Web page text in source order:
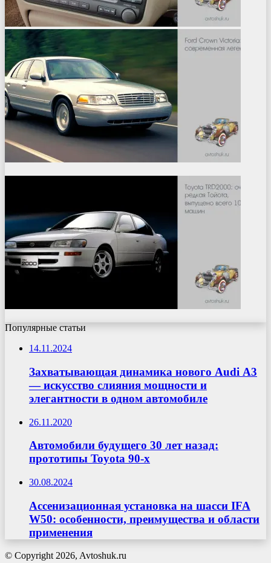
Популярные статьи
14.11.2024
Захватывающая динамика нового Audi А3
— искусство слияния мощности и
элегантности в одном автомобиле
26.11.2020
Автомобили будущего 30 лет назад:
прототипы Toyota 90-х
30.08.2024
Ассенизационная установка на шасси IFA
W50: особенности, преимущества и области
применения
© Copyright 2026, Avtoshuk.ru